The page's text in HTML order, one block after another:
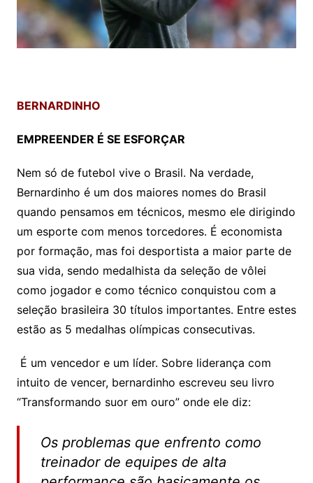
BERNARDINHO
EMPREENDER É SE ESFORÇAR
Nem só de futebol vive o Brasil. Na verdade,
Bernardinho é um dos maiores nomes do Brasil
quando pensamos em técnicos, mesmo ele dirigindo
um esporte com menos torcedores. É economista
por formação, mas foi desportista a maior parte de
sua vida, sendo medalhista da seleção de vôlei
como jogador e como técnico conquistou com a
seleção brasileira 30 títulos importantes. Entre estes
estão as 5 medalhas olímpicas consecutivas.
É um vencedor e um líder. Sobre liderança com
intuito de vencer, bernardinho escreveu seu livro
“Transformando suor em ouro” onde ele diz:
Os problemas que enfrento como
treinador de equipes de alta